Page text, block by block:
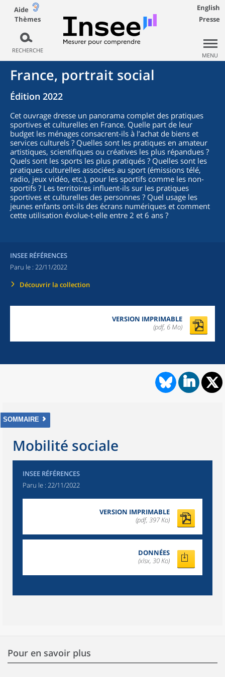
Aide
Thèmes
RECHERCHE
English
Presse
MENU
France, portrait social
Édition 2022
Cet ouvrage dresse un panorama complet des pratiques
sportives et culturelles en France. Quelle part de leur
budget les ménages consacrent-ils à l’achat de biens et
services culturels ? Quelles sont les pratiques en amateur
artistiques, scientifiques ou créatives les plus répandues ?
Quels sont les sports les plus pratiqués ? Quelles sont les
pratiques culturelles associées au sport (émissions télé,
radio, jeux vidéo, etc.), pour les sportifs comme les non-
sportifs ? Les territoires influent-ils sur les pratiques
sportives et culturelles des personnes ? Quel usage les
jeunes enfants ont-ils des écrans numériques et comment
cette utilisation évolue-t-elle entre 2 et 6 ans ?
INSEE RÉFÉRENCES
Paru le : 22/11/2022
Découvrir la collection
VERSION IMPRIMABLE
(pdf, 6 Mo)
SOMMAIRE
Mobilité sociale
INSEE RÉFÉRENCES
Paru le : 22/11/2022
VERSION IMPRIMABLE
(pdf, 397 Ko)
DONNÉES
(xlsx, 30 Ko)
Pour en savoir plus